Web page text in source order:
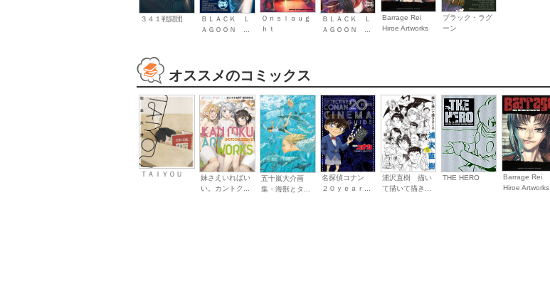
３４１戦闘団
ＢＬＡＣＫ Ｌ
ＡＧＯＯＮ ...
Ｏｎｓｌａｕｇ
ｈｔ
ＢＬＡＣＫ Ｌ
ＡＧＯＯＮ ...
Barrage Rei
Hiroe Artworks
ブラック・ラグ
ーン
オススメのコミックス
ＴＡＩＹＯＵ
妹さえいればい
い。カントク...
五十嵐大介画
集・海獣とタ...
名探偵コナン
２０ｙｅａｒ...
浦沢直樹 描い
て描いて描き...
THE HERO
Barrage Rei
Hiroe Artworks